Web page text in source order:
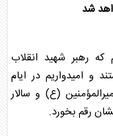
شد
که رهبر شهید انقلاب
و امیدواریم در ایام
(ع) و سالار
رقم بخورد.